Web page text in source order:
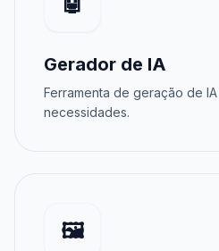
Gerador de IA
Ferramenta de geração de
necessidades.
🖼️